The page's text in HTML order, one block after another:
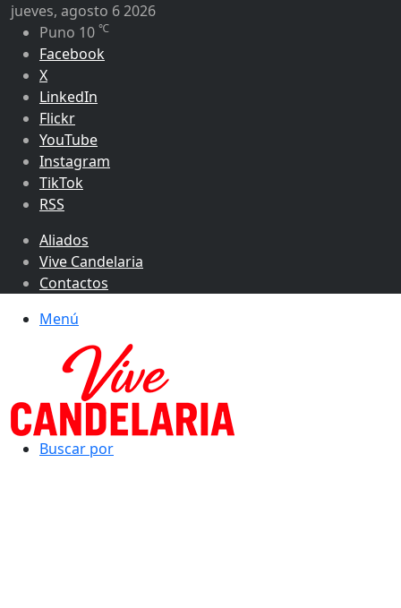
jueves, agosto 6 2026
Puno 10 ℃
Facebook
X
LinkedIn
Flickr
YouTube
Instagram
TikTok
RSS
Aliados
Vive Candelaria
Contactos
Menú
Buscar por